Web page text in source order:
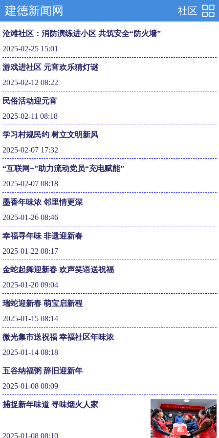
社区
建德新闻网
沧滩社区：消防演练进小区 共筑安全“防火墙”
2025-02-25 15:01
游戏进社区 元宵欢乐猜灯谜
2025-02-12 08:22
民俗活动迎元宵
2025-02-11 08:18
学习村规民约 树立文明新风
2025-02-07 17:32
“互联网+”助力流动党员“充电赋能”
2025-02-07 08:18
墨香年味浓 邻里情更深
2025-01-26 08:46
幸福寻年味 非遗迎新春
2025-01-22 08:17
金蛇起舞迎新春 欢声笑语送祝福
2025-01-20 09:04
瑞蛇迎新春 萌宝启新程
2025-01-15 08:14
微光集市送祝福 幸福社区年味浓
2025-01-14 08:18
五谷纳福粥 辞旧迎新年
2025-01-08 08:09
捕捉新年味道 寻味烟火人家
2025-01-08 08:10